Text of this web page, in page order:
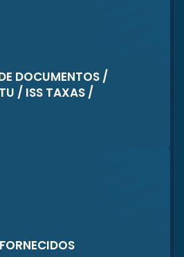
DOCUMENTOS /
/ ISS TAXAS /